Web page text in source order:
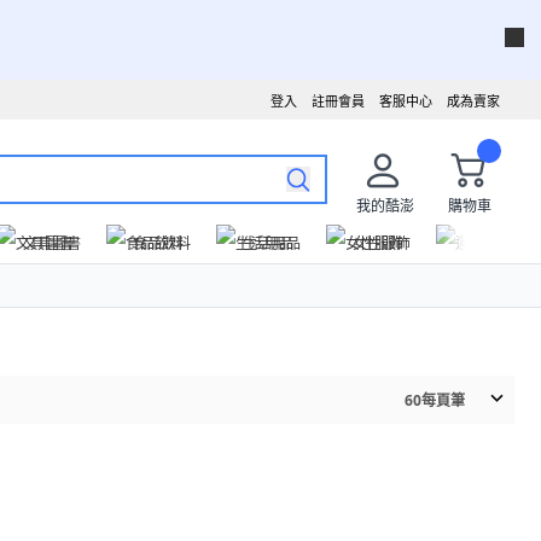
成為賣家
客服中心
註冊會員
登入
我的酷澎
購物車
文具圖書
食品飲料 生活用品 女性服飾
60每頁筆